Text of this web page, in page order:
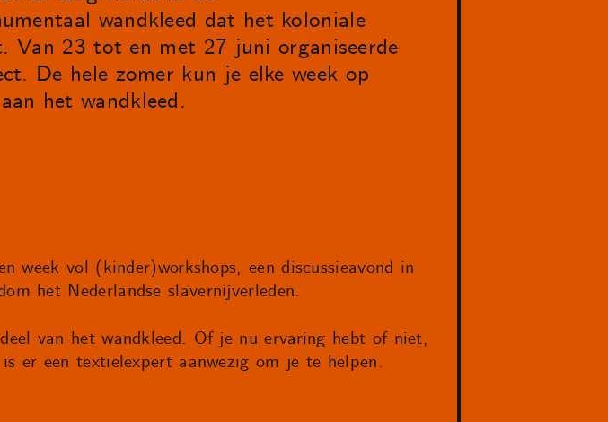
wandkleed dat het koloniale
Van 23 tot en met 27 juni organiseerde
De hele zomer kun je elke week op
het wandkleed.
week vol (kinder)workshops, een discussieavond in
het Nederlandse slavernijverleden.
van het wandkleed. Of je nu ervaring hebt of niet,
er een textielexpert aanwezig om je te helpen.